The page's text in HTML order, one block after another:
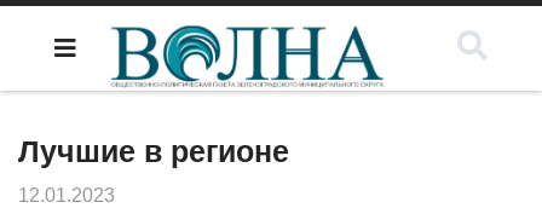
Лучшие в регионе
12.01.2023